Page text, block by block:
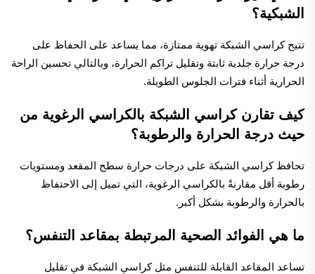
الشبكية؟
تتيح كراسي الشبكة تهوية ممتازة، مما يساعد على الحفاظ على
درجة حرارة جلدية ثابتة وتقليل تراكم الحرارة، وبالتالي تحسين الراحة
الحرارية أثناء فترات الجلوس الطويلة.
كيف تقارن كراسي الشبكة بالكراسي الرغوية من
حيث درجة الحرارة والرطوبة؟
تحافظ كراسي الشبكة على درجات حرارة سطح المقعد ومستويات
رطوبة أقل مقارنةً بالكراسي الرغوية، التي تميل إلى الاحتفاظ
بالحرارة والرطوبة بشكل أكبر.
ما هي الفوائد الصحية المرتبطة بمقاعد التنفس؟
تساعد المقاعد القابلة للتنفس مثل كراسي الشبكة في تقليل